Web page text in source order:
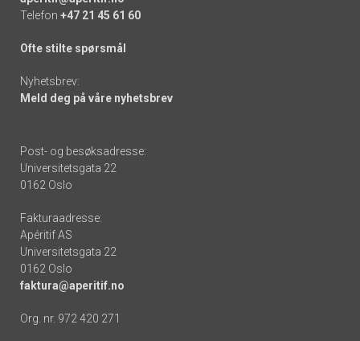
Telefon +47 21 45 61 60
Ofte stilte spørsmål
Nyhetsbrev:
Meld deg på våre nyhetsbrev
Post- og besøksadresse:
Universitetsgata 22
0162 Oslo
Fakturaadresse:
Apéritif AS
Universitetsgata 22
0162 Oslo
faktura@aperitif.no
Org. nr. 972 420 271